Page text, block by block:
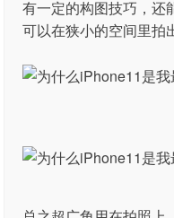
有一定的构图技巧，还
可以在狭小的空间里拍